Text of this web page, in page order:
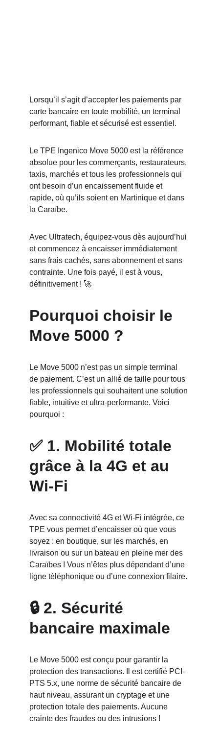
Lorsqu’il s’agit d’accepter les paiements par
carte bancaire en toute mobilité, un terminal
performant, fiable et sécurisé est essentiel.
Le TPE Ingenico Move 5000 est la référence
absolue pour les commerçants, restaurateurs,
taxis, marchés et tous les professionnels qui
ont besoin d’un encaissement fluide et
rapide, où qu’ils soient en Martinique et dans
la Caraïbe.
Avec Ultratech, équipez-vous dès aujourd’hui
et commencez à encaisser immédiatement
sans frais cachés, sans abonnement et sans
contrainte. Une fois payé, il est à vous,
définitivement ! 🚀
Pourquoi choisir le
Move 5000 ?
Le Move 5000 n’est pas un simple terminal
de paiement. C’est un allié de taille pour tous
les professionnels qui souhaitent une solution
fiable, intuitive et ultra-performante. Voici
pourquoi :
✅ 1. Mobilité totale
grâce à la 4G et au
Wi-Fi
Avec sa connectivité 4G et Wi-Fi intégrée, ce
TPE vous permet d’encaisser où que vous
soyez : en boutique, sur les marchés, en
livraison ou sur un bateau en pleine mer des
Caraïbes ! Vous n’êtes plus dépendant d’une
ligne téléphonique ou d’une connexion filaire.
🔒 2. Sécurité
bancaire maximale
Le Move 5000 est conçu pour garantir la
protection des transactions. Il est certifié PCI-
PTS 5.x, une norme de sécurité bancaire de
haut niveau, assurant un cryptage et une
protection totale des paiements. Aucune
crainte des fraudes ou des intrusions !